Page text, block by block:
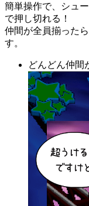
簡単操作で、シュ
で押し切れる！
仲間が全員揃った
す。
どんどん仲間